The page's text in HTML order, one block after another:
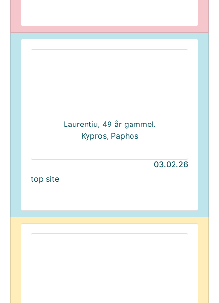
Laurentiu, 49 år gammel.
Kypros, Paphos
03.02.26
top site